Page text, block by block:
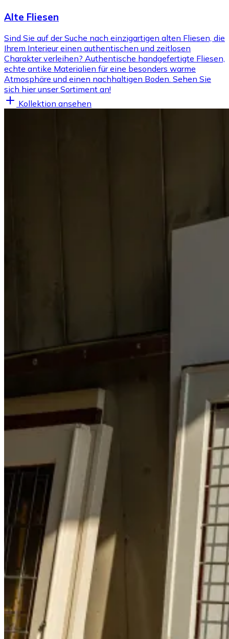
Alte Fliesen
Sind Sie auf der Suche nach einzigartigen alten Fliesen, die
Ihrem Interieur einen authentischen und zeitlosen
Charakter verleihen? Authentische handgefertigte Fliesen,
echte antike Materialien für eine besonders warme
Atmosphäre und einen nachhaltigen Boden. Sehen Sie
sich hier unser Sortiment an!
Kollektion ansehen